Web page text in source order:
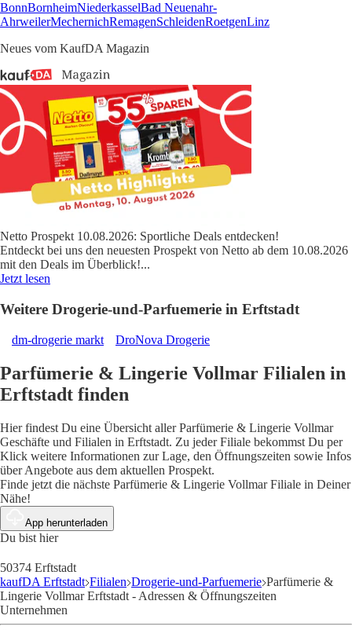
BonnBornheimNiederkasselBad Neuenahr-
AhrweilerMechernichRemagenSchleidenRoetgenLinz
Neues vom KaufDA Magazin
Netto Prospekt 10.08.2026: Sportliche Deals entdecken!
Entdeckt bei uns den neuesten Prospekt von Netto ab dem 10.08.2026
mit den Deals im Überblick!...
Jetzt lesen
Weitere Drogerie-und-Parfuemerie in Erftstadt
dm-drogerie markt DroNova Drogerie
Parfümerie & Lingerie Vollmar Filialen in
Erftstadt finden
Hier findest Du eine Übersicht aller Parfümerie & Lingerie Vollmar
Geschäfte und Filialen in Erftstadt. Zu jeder Filiale bekommst Du per
Klick weitere Informationen zur Lage, den Öffnungszeiten sowie Infos
über Angebote aus dem aktuellen Prospekt.
Finde jetzt die nächste Parfümerie & Lingerie Vollmar Filiale in Deiner
Nähe!
App herunterladen
Du bist hier
50374 Erftstadt
kaufDA Erftstadt Filialen Drogerie-und-Parfuemerie Parfümerie &
Lingerie Vollmar Erftstadt - Adressen & Öffnungszeiten
Unternehmen